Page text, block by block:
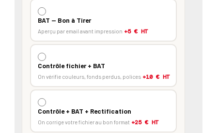
BAT — Bon à Tirer
Aperçu par email avant impression +5 € HT
Contrôle fichier + BAT
On vérifie couleurs, fonds perdus, polices +10 € HT
Contrôle + BAT + Rectification
On corrige votre fichier au bon format +25 € HT